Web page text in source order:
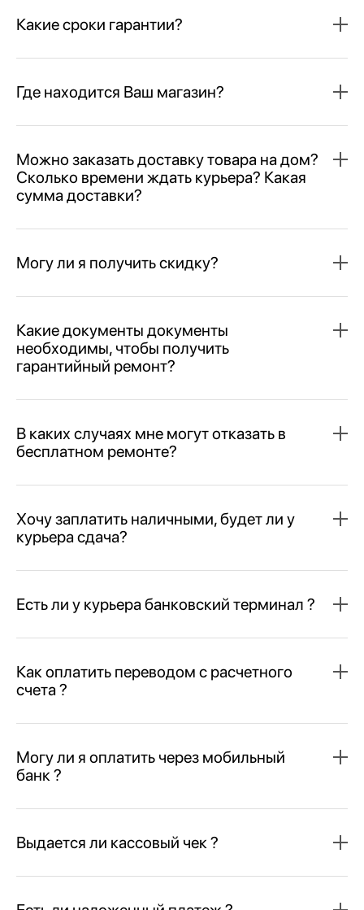
Какие сроки гарантии?
Где находится Ваш магазин?
Можно заказать доставку товара на дом?
Сколько времени ждать курьера? Какая
сумма доставки?
Могу ли я получить скидку?
Какие документы документы
необходимы, чтобы получить
гарантийный ремонт?
В каких случаях мне могут отказать в
бесплатном ремонте?
Хочу заплатить наличными, будет ли у
курьера сдача?
Есть ли у курьера банковский терминал ?
Как оплатить переводом с расчетного
счета ?
Могу ли я оплатить через мобильный
банк ?
Выдается ли кассовый чек ?